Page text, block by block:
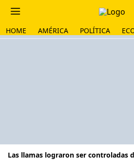
HOME AMÉRICA POLÍTICA
Las llamas lograron ser controladas